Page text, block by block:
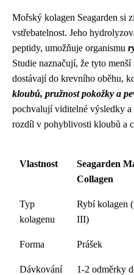
Mořský kolagen Seagarden si
vstřebatelnost. Jeho
peptidy, umožňuje organismu
Studie naznačují, že tyto
dostávají do krevního oběhu,
kloubů, pružnost pokožky a
pochvalují viditelné výsledky
rozdíl v pohyblivosti kloubů a
Vlastnost
Seagarden
Collagen
Typ
kolagenu
Rybí kolagen
III)
Forma Prášek
Dávkování 1-2 odměrky